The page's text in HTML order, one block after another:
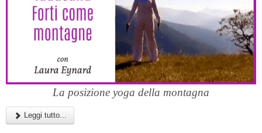
La posizione yoga della montagna
Leggi tutto...